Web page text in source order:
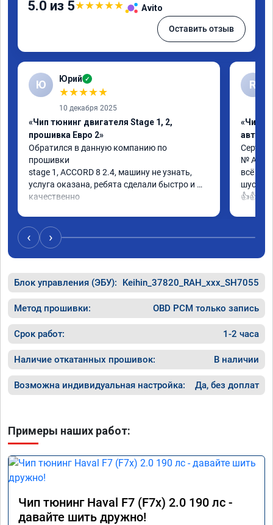
5.0 из 5★★★★★ Avito
Оставить отзыв
Ю Юрий ✓
★★★★★
10 декабря 2025
«Чип тюнинг двигателя Stage 1, 2,
прошивка Евро 2»
Обратился в данную компанию по
прошивки
stage 1, ACCORD 8 2.4, машину не узнать,
услуга оказана, ребята сделали быстро и
качественно
R
«Чип
№
всё
👍👍
‹ ›
Блок управления (ЭБУ): Keihin_37820_RAH_xxx_SH7055
Метод прошивки: OBD PCM только запись
Срок работ: 1-2 часа
Наличие откатанных прошивок: В наличии
Возможна индивидуальная настройка: Да, без доплат
Примеры наших работ:
Чип тюнинг Haval F7 (F7x) 2.0 190 лс -
давайте шить дружно!